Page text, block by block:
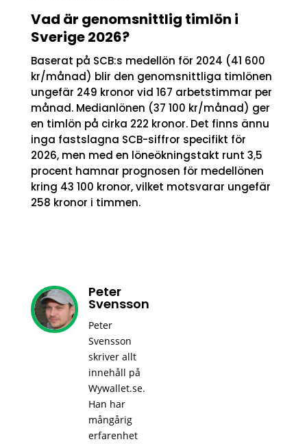
Vad är genomsnittlig timlön i
Sverige 2026?
Baserat på SCB:s medellön för 2024 (41 600
kr/månad) blir den genomsnittliga timlönen
ungefär 249 kronor vid 167 arbetstimmar per
månad. Medianlönen (37 100 kr/månad) ger
en timlön på cirka 222 kronor. Det finns ännu
inga fastslagna SCB-siffror specifikt för
2026, men med en löneökningstakt runt 3,5
procent hamnar prognosen för medellönen
kring 43 100 kronor, vilket motsvarar ungefär
258 kronor i timmen.
Peter
Svensson
Peter
Svensson
skriver allt
innehåll på
Wywallet.se.
Han har
mångårig
erfarenhet